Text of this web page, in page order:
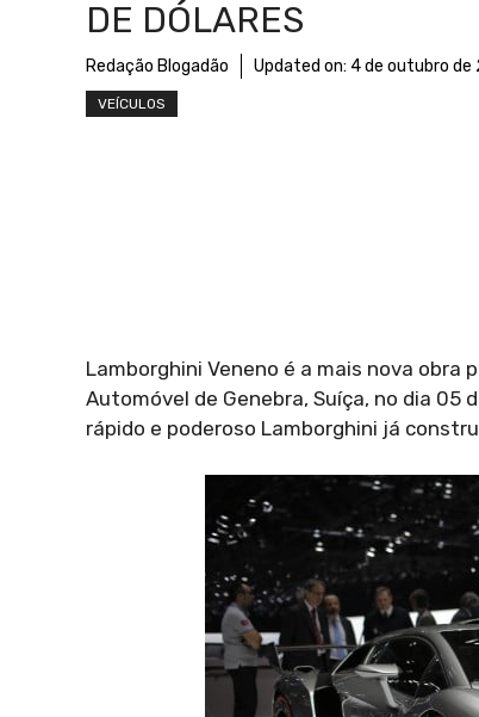
DE DÓLARES
Redação Blogadão Updated on: 4 de outubro de
VEÍCULOS
Lamborghini Veneno é a mais nova obra
Automóvel de Genebra, Suíça, no dia 05
rápido e poderoso Lamborghini já